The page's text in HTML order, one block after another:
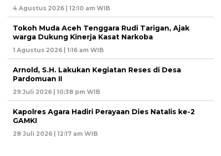
4 Agustus 2026 | 12:10 am WIB
Tokoh Muda Aceh Tenggara Rudi Tarigan, Ajak
warga Dukung Kinerja Kasat Narkoba
1 Agustus 2026 | 1:16 am WIB
Arnold, S.H. Lakukan Kegiatan Reses di Desa
Pardomuan II
29 Juli 2026 | 10:38 pm WIB
Kapolres Agara Hadiri Perayaan Dies Natalis ke-2
GAMKI
28 Juli 2026 | 12:17 am WIB